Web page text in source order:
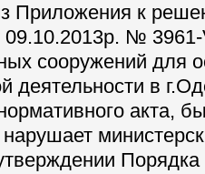
Приложения к
09.10.2013р. №
сооружений для
деятельности в
акта,